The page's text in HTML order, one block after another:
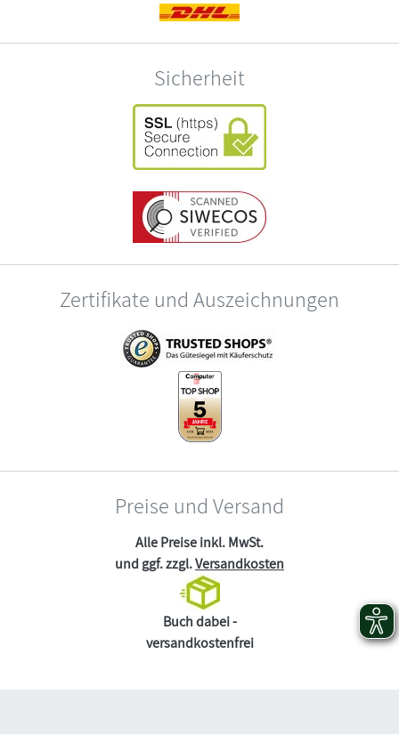
Sicherheit
Zertifikate und Auszeichnungen
Preise und Versand
Alle Preise inkl. MwSt.
und ggf. zzgl.Versandkosten
Buch dabei -
versandkostenfrei